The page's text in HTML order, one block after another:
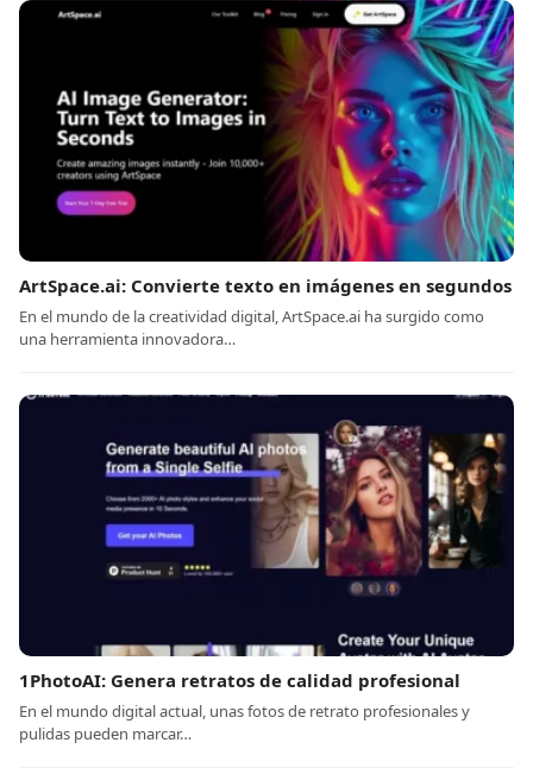
ArtSpace.ai: Convierte texto en imágenes en segundos
En el mundo de la creatividad digital, ArtSpace.ai ha surgido como
una herramienta innovadora…
1PhotoAI: Genera retratos de calidad profesional
En el mundo digital actual, unas fotos de retrato profesionales y
pulidas pueden marcar…